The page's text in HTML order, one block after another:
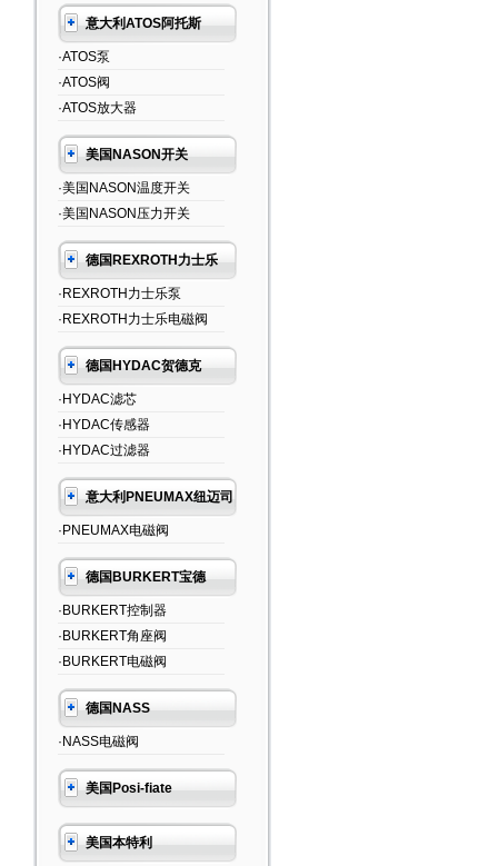
意大利ATOS阿托斯
·ATOS泵
·ATOS阀
·ATOS放大器
美国NASON开关
·美国NASON温度开关
·美国NASON压力开关
德国REXROTH力士乐
·REXROTH力士乐泵
·REXROTH力士乐电磁阀
德国HYDAC贺德克
·HYDAC滤芯
·HYDAC传感器
·HYDAC过滤器
意大利PNEUMAX纽迈司
·PNEUMAX电磁阀
德国BURKERT宝德
·BURKERT控制器
·BURKERT角座阀
·BURKERT电磁阀
德国NASS
·NASS电磁阀
美国Posi-fiate
美国本特利